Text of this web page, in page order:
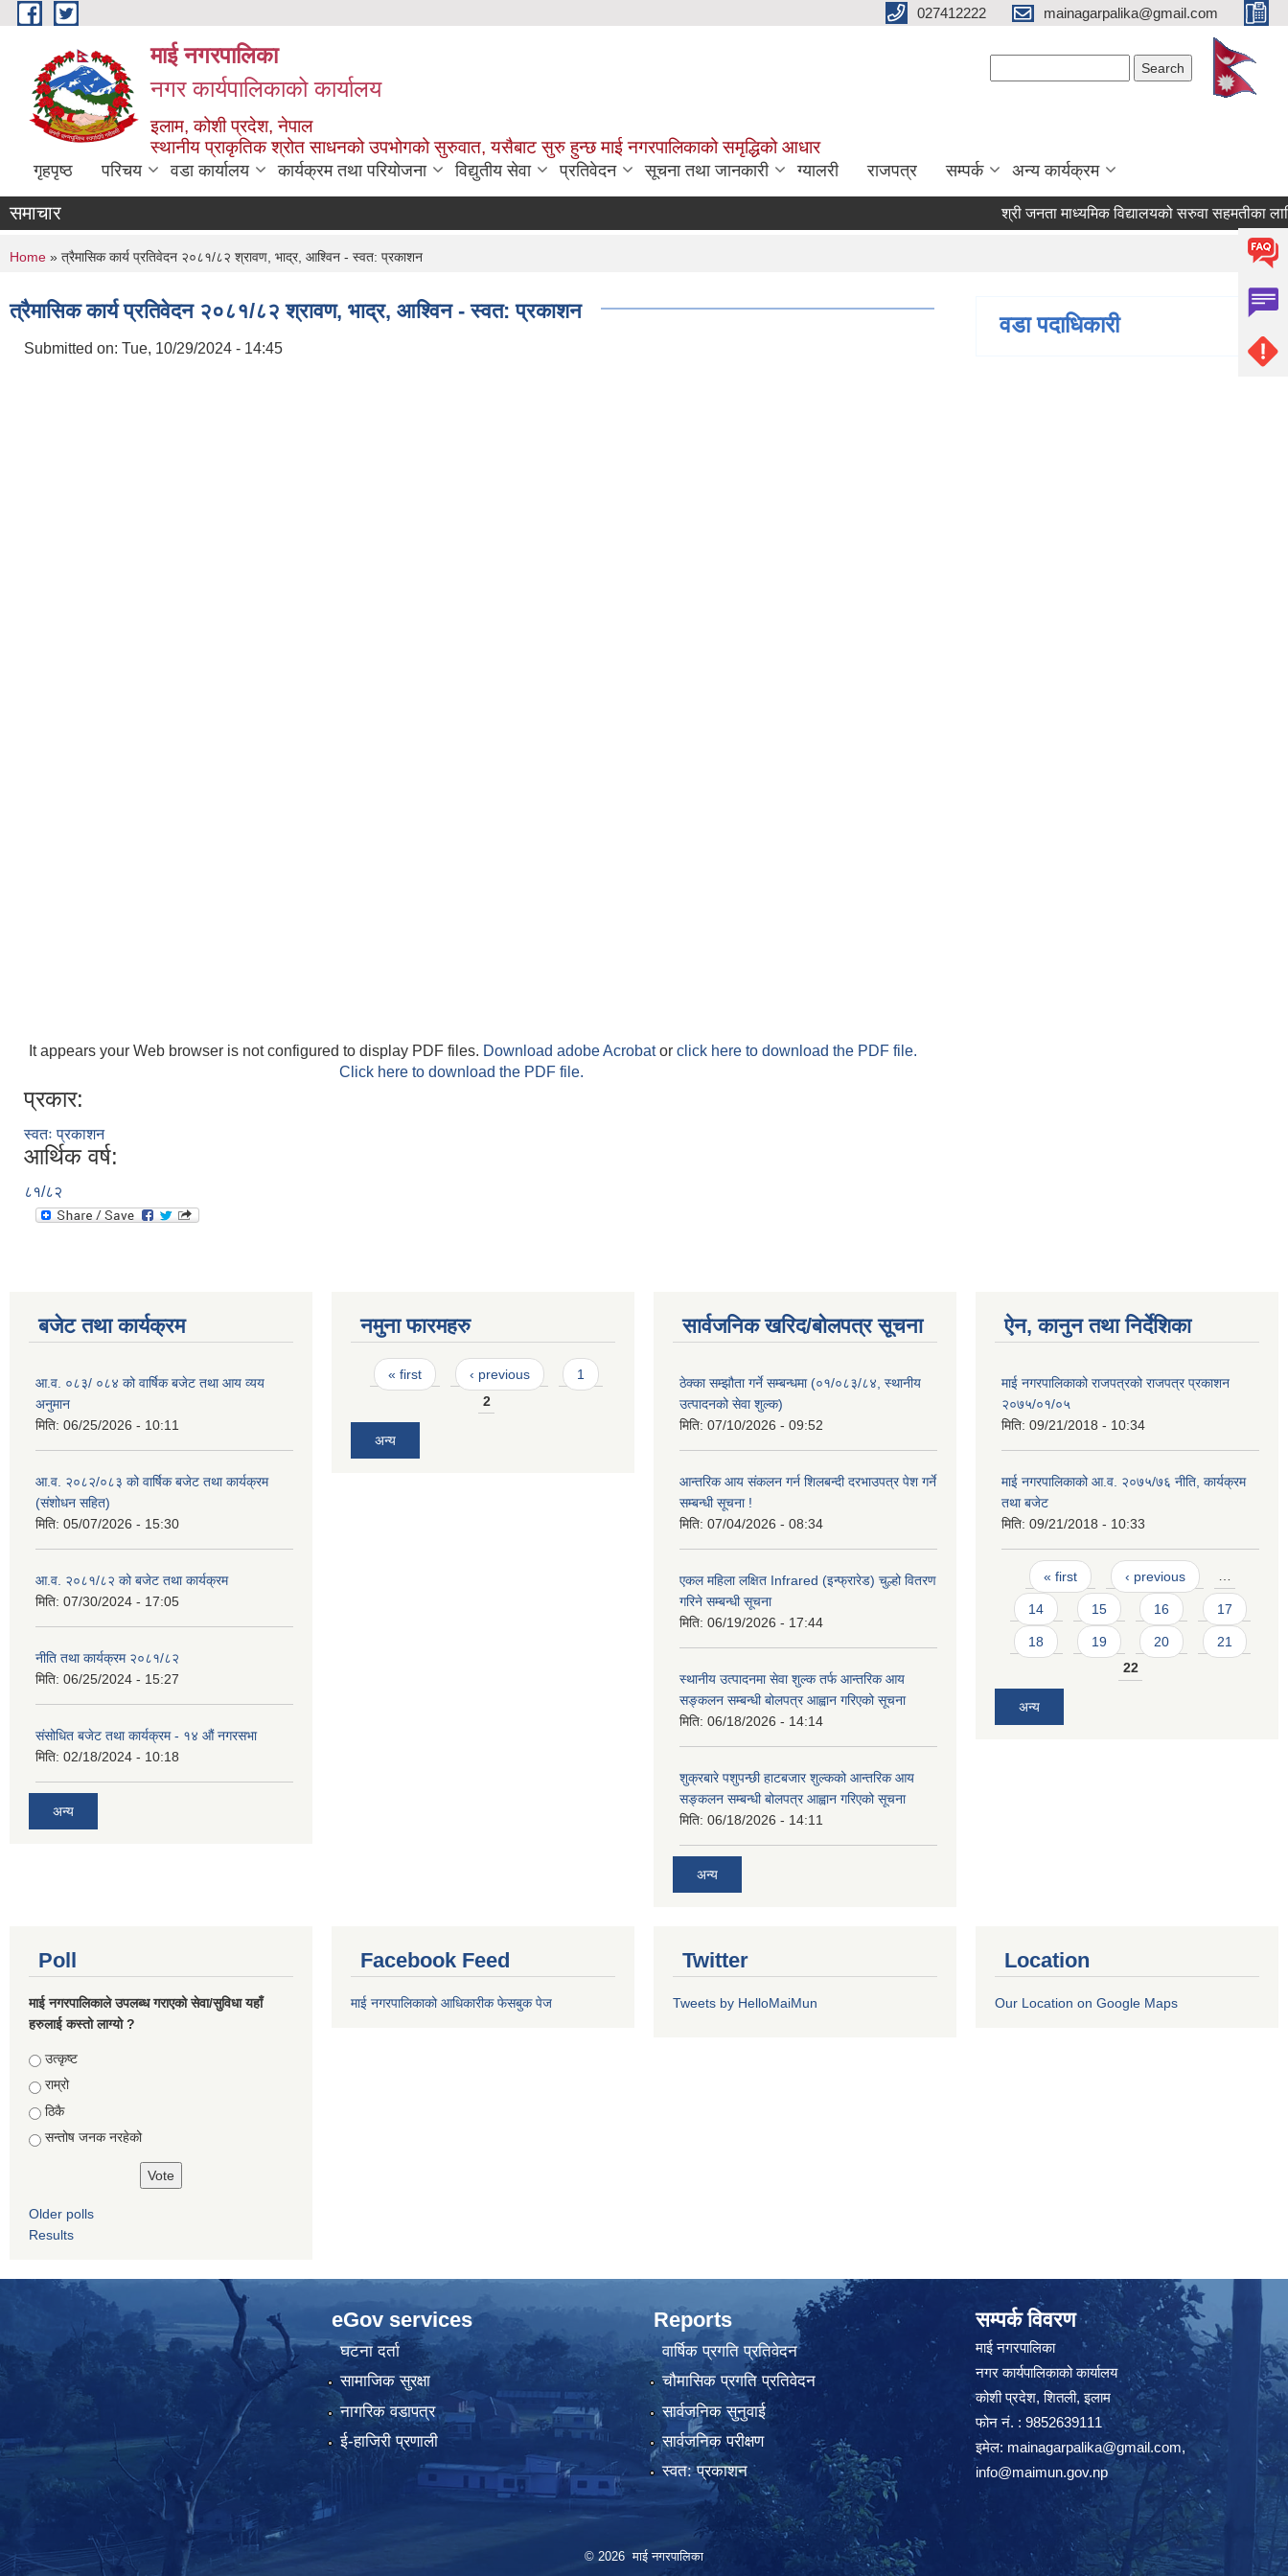
Skip to main content 027412222 mainagarpalika@gmail.com
माई नगरपालिका
नगर कार्यपालिकाको कार्यालय
इलाम, कोशी प्रदेश, नेपाल
स्थानीय प्राकृतिक श्रोत साधनको उपभोगको सुरुवात, यसैबाट सुरु हुन्छ माई नगरपालिकाको समृद्धिको आधार
गृहपृष्ठ परिचय वडा कार्यालय कार्यक्रम तथा परियोजना विद्युतीय सेवा प्रतिवेदन सूचना तथा जानकारी ग्यालरी राजपत्र सम्पर्क अन्य कार्यक्रम
समाचार श्री जनता माध्यमिक विद्यालयको सरुवा सहमतीका लागि
You are here
Home » त्रैमासिक कार्य प्रतिवेदन २०८१/८२ श्रावण, भाद्र, आश्विन - स्वत: प्रकाशन
त्रैमासिक कार्य प्रतिवेदन २०८१/८२ श्रावण, भाद्र, आश्विन - स्वत: प्रकाशन
Submitted on: Tue, 10/29/2024 - 14:45
It appears your Web browser is not configured to display PDF files. Download adobe Acrobator click here to download the PDF file.
Click here to download the PDF file.
प्रकार:
स्वतः प्रकाशन
आर्थिक वर्ष:
८१/८२
वडा पदाधिकारी
बजेट तथा कार्यक्रम
आ.व. ०८३/ ०८४ को वार्षिक बजेट तथा आय व्यय
अनुमान
मिति: 06/25/2026 - 10:11
आ.व. २०८२/०८३ को वार्षिक बजेट तथा कार्यक्रम
(संशोधन सहित)
मिति: 05/07/2026 - 15:30
आ.व. २०८१/८२ को बजेट तथा कार्यक्रम
मिति: 07/30/2024 - 17:05
नीति तथा कार्यक्रम २०८१/८२
मिति: 06/25/2024 - 15:27
संसोधित बजेट तथा कार्यक्रम - १४ औं नगरसभा
मिति: 02/18/2024 - 10:18
अन्य
नमुना फारमहरु
Pages
« first ‹ previous
1
2
अन्य
सार्वजनिक खरिद/बोलपत्र सूचना
ठेक्का सम्झौता गर्ने सम्बन्धमा (०१/०८३/८४, स्थानीय
उत्पादनको सेवा शुल्क)
मिति: 07/10/2026 - 09:52
आन्तरिक आय संकलन गर्न शिलबन्दी दरभाउपत्र पेश गर्ने
सम्बन्धी सूचना !
मिति: 07/04/2026 - 08:34
एकल महिला लक्षित Infrared (इन्फ्रारेड) चुल्हो वितरण
गरिने सम्बन्धी सूचना
मिति: 06/19/2026 - 17:44
स्थानीय उत्पादनमा सेवा शुल्क तर्फ आन्तरिक आय
सङ्कलन सम्बन्धी बोलपत्र आह्वान गरिएको सूचना
मिति: 06/18/2026 - 14:14
शुक्रबारे पशुपन्छी हाटबजार शुल्कको आन्तरिक आय
सङ्कलन सम्बन्धी बोलपत्र आह्वान गरिएको सूचना
मिति: 06/18/2026 - 14:11
अन्य
ऐन, कानुन तथा निर्देशिका
माई नगरपालिकाको राजपत्रको राजपत्र प्रकाशन
२०७५/०१/०५
मिति: 09/21/2018 - 10:34
माई नगरपालिकाको आ.व. २०७५/७६ नीति, कार्यक्रम
तथा बजेट
मिति: 09/21/2018 - 10:33
Pages
« first ‹ previous …
14 15 16 17
18 19 20
21
22
अन्य
Poll
माई नगरपालिकाले उपलब्ध गराएको सेवा/सुविधा यहाँ
हरुलाई कस्तो लाग्यो ?
Choices
उत्कृष्ट
राम्रो
ठिकै
सन्तोष जनक नरहेको
Older polls
Results
Facebook Feed
माई नगरपालिकाको आधिकारीक फेसबुक पेज
Twitter
Tweets by HelloMaiMun
Location
Our Location on Google Maps
eGov services
घटना दर्ता
सामाजिक सुरक्षा
नागरिक वडापत्र
ई-हाजिरी प्रणाली
Reports
वार्षिक प्रगति प्रतिवेदन
चौमासिक प्रगति प्रतिवेदन
सार्वजनिक सुनुवाई
सार्वजनिक परीक्षण
स्वत: प्रकाशन
सम्पर्क विवरण
माई नगरपालिका
नगर कार्यपालिकाको कार्यालय
कोशी प्रदेश, शितली, इलाम
फोन नं. : 9852639111
इमेल: mainagarpalika@gmail.com,
info@maimun.gov.np
© 2026 माई नगरपालिका